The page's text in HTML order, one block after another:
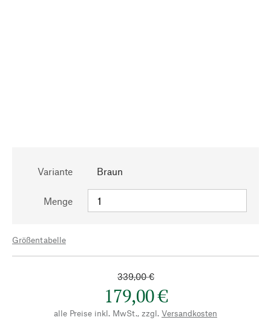
Variante Braun
Menge
Größentabelle
339,00 €
179,00 €
alle Preise inkl. MwSt., zzgl. Versandkosten